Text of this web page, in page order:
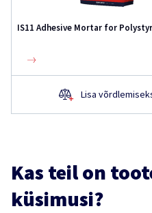
IS11 Adhesive Mortar for
Lisa
Kas teil on
küsimusi?